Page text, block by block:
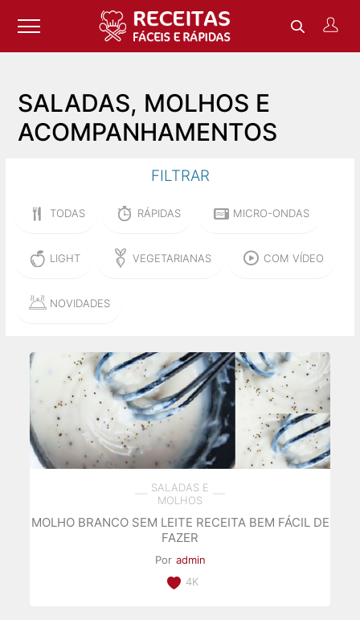
SALADAS, MOLHOS E
ACOMPANHAMENTOS
FILTRAR
TODAS RÁPIDAS MICRO-ONDAS
LIGHT VEGETARIANAS COM VÍDEO
NOVIDADES
SALADAS E
MOLHOS
MOLHO BRANCO SEM LEITE RECEITA BEM FÁCIL DE
FAZER
Por admin
4K